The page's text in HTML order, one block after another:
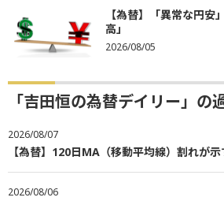
【為替】「異常な円安
高」
2026/08/05
「吉田恒の為替デイリー」の
2026/08/07
【為替】120日MA（移動平均線）割れが
2026/08/06